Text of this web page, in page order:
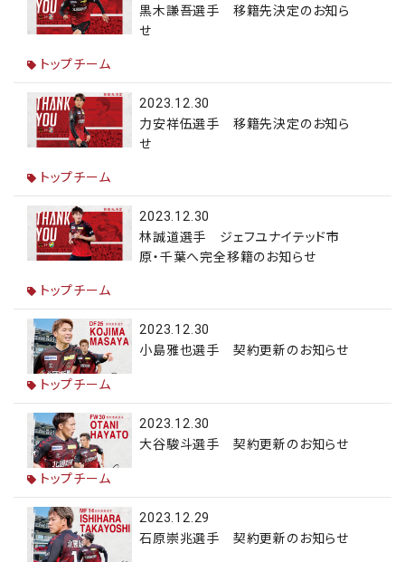
黒木謙吾選手 移籍先決定のお知ら
せ
トップチーム
2023.12.30
力安祥伍選手 移籍先決定のお知ら
せ
トップチーム
2023.12.30
林誠道選手 ジェフユナイテッド市
原・千葉へ完全移籍のお知らせ
トップチーム
2023.12.30
小島雅也選手 契約更新のお知らせ
トップチーム
2023.12.30
大谷駿斗選手 契約更新のお知らせ
トップチーム
2023.12.29
石原崇兆選手 契約更新のお知らせ